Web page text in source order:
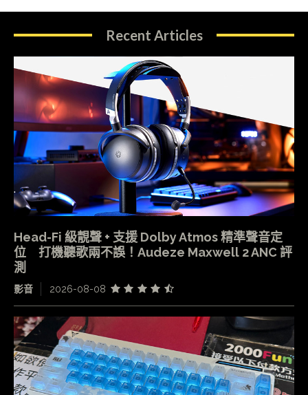
Recent Articles
Head-Fi 級靚聲 + 支援 Dolby Atmos 精準聲音定
位 打機聽歌兩不誤！Audeze Maxwell 2 ANC 評
測
影音 2026-08-08